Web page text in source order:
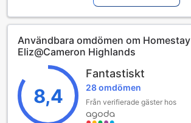
of vegetables and flowers to choose from.
Användbara omdömen om Homestay
Eliz@Cameron Highlands
8,4
Fantastiskt
28 omdömen
Från verifierade gäster hos